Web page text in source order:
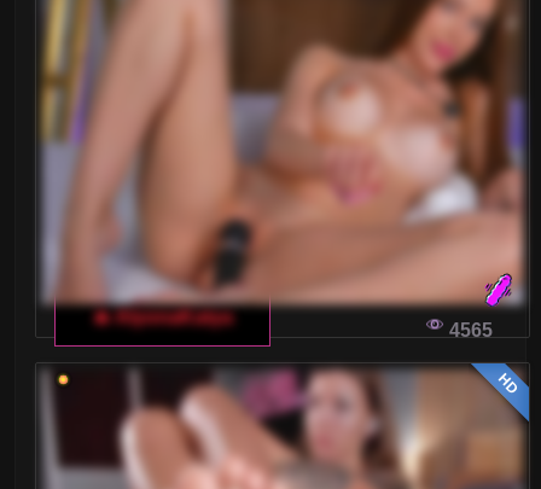
Brunetki
Ciąża
Dojrzałe
Drobne Ciało
Duże tyłki
Gwizdy Porno
Kształtne
Laski
Latynoski
🔥 AlyonaKatya
4565
HD